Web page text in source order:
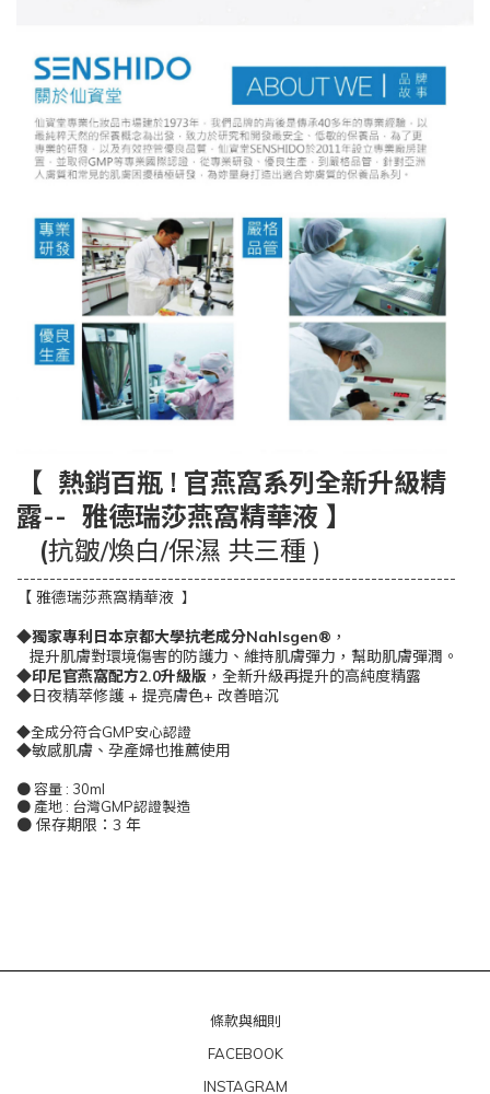
【 熱銷百瓶 ! 官燕窩系列全新升級精
露-- 雅德瑞莎燕窩精華液 】
(抗皺/煥白/保濕 共三種 )
-------------------------------------------------------------------
【 雅德瑞莎燕窩精華液 】
◆獨家專利日本京都大學抗老成分Nahlsgen® ，
提升肌膚對環境傷害的防護力、維持肌膚彈力，幫助肌膚彈潤。
◆印尼官燕窩配方2.0升級版 ，全新升級再提升的高純度精露
◆日夜精萃修護 + 提亮膚色+ 改善暗沉
◆全成分符合GMP安心認證
◆敏感肌膚、孕產婦也推薦使用
● 容量 : 30ml
● 產地 : 台灣GMP認證製造
● 保存期限：3 年
條款與細則
FACEBOOK
INSTAGRAM